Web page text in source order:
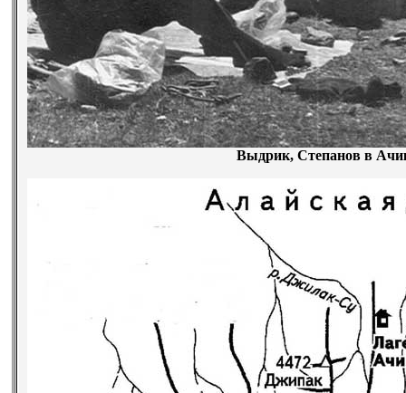
Выдрик, Степанов в